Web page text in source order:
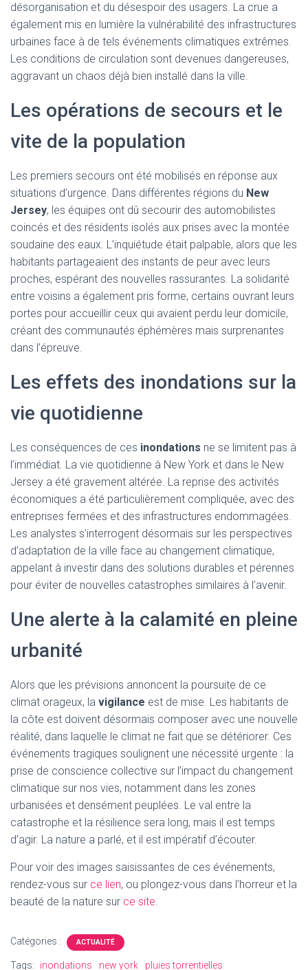
désorganisation et du désespoir des usagers. La crue a
également mis en lumière la vulnérabilité des infrastructures
urbaines face à de tels événements climatiques extrêmes.
Les conditions de circulation sont devenues dangereuses,
aggravant un chaos déjà bien installé dans la ville.
Les opérations de secours et le
vite de la population
Les premiers secours ont été mobilisés en réponse aux
situations d’urgence. Dans différentes régions du New
Jersey, les équipes ont dû secourir des automobilistes
coincés et des résidents isolés aux prises avec la montée
soudaine des eaux. L’inquiétude était palpable, alors que les
habitants partageaient des instants de peur avec leurs
proches, espérant des nouvelles rassurantes. La solidarité
entre voisins a également pris forme, certains ouvrant leurs
portes pour accueillir ceux qui avaient perdu leur domicile,
créant des communautés éphémères mais surprenantes
dans l’épreuve.
Les effets des inondations sur la
vie quotidienne
Les conséquences de ces inondations ne se limitent pas à
l’immédiat. La vie quotidienne à New York et dans le New
Jersey a été gravement altérée. La reprise des activités
économiques a été particulièrement compliquée, avec des
entreprises fermées et des infrastructures endommagées.
Les analystes s’interrogent désormais sur les perspectives
d’adaptation de la ville face au changement climatique,
appelant à investir dans des solutions durables et pérennes
pour éviter de nouvelles catastrophes similaires à l’avenir.
Une alerte à la calamité en pleine
urbanité
Alors que les prévisions annoncent la poursuite de ce
climat orageux, la vigilance est de mise. Les habitants de
la côte est doivent désormais composer avec une nouvelle
réalité, dans laquelle le climat ne fait que se détériorer. Ces
événements tragiques soulignent une nécessité urgente : la
prise de conscience collective sur l’impact du changement
climatique sur nos vies, notamment dans les zones
urbanisées et densément peuplées. Le val entre la
catastrophe et la résilience sera long, mais il est temps
d’agir. La nature a parlé, et il est impératif d’écouter.
Pour voir des images saisissantes de ces événements,
rendez-vous sur ce lien, ou plongez-vous dans l’horreur et la
beauté de la nature sur ce site.
Catégories : ACTUALITÉ
Tags: inondations new york pluies torrentielles